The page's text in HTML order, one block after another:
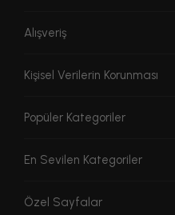
Alışveriş
Kişisel Verilerin Korunması
Popüler Kategoriler
En Sevilen Kategoriler
Özel Sayfalar